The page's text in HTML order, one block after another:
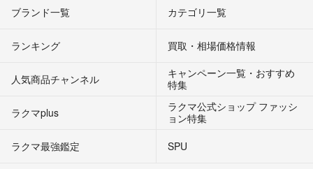
ブランド一覧 カテゴリ一覧
ランキング 買取・相場価格情報
人気商品チャンネル
キャンペーン一覧・おすすめ
特集
ラクマplus
ラクマ公式ショップ ファッシ
ョン特集
ラクマ最強鑑定
SPU